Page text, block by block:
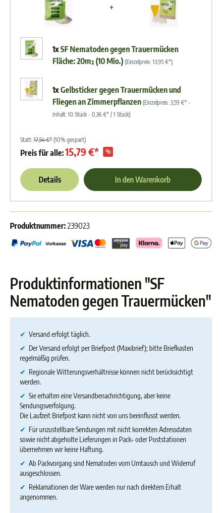
+
1xSF Nematoden gegen Trauermücken
Fläche: 20m² (10 Mio.) (Einzelpreis: 13,95 €*)
1xGelbsticker gegen Trauermücken und
Fliegen an Zimmerpflanzen (Einzelpreis: 3,59 €* -
Inhalt: 10 Stück- 0,36 €* / 1 Stück)
Statt: 17,54 €* (10% gespart)
Preis für alle:15,79 €* %
Details In den Warenkorb
Produktnummer:239023
Produktinformationen "SF
Nematoden gegen Trauermücken"
✔ Versand erfolgt täglich.
✔ Der Versand erfolgt per Briefpost (Maxibrief); bitte Briefkasten
regelmäßig prüfen.
✔ Regionale Witterungsverhältnisse können nicht berücksichtigt
werden.
✔ Sie erhalten eine Versandbenachrichtigung, aber keine
Sendungsverfolgung.
Die Laufzeit Briefpost kann nicht von uns beeinflusst werden.
✔ Für unzustellbare Sendungen mit nicht korrekten Adressdaten
sowie nicht abgeholte Lieferungen in Pack‑ oder Poststationen
übernehmen wir keine Haftung.
✔ Ab Packvorgang sind Nematoden vom Umtausch und Widerruf
ausgeschlossen.
✔ Reklamationen der Ware werden nur nach direktem Erhalt
angenommen.